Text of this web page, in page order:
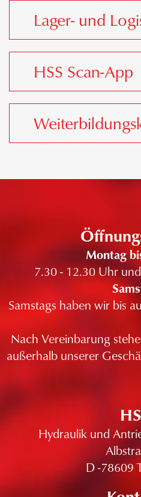
Lager- und
HSS Scan-App
Montag
7.30 - 12.30 Uhr
Samstags haben wir bis
Nach Vereinbarung
außerhalb unserer
Hydraulik und
D -78609